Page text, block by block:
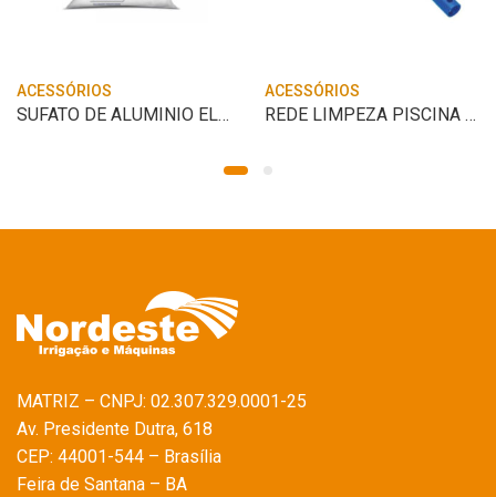
ACESSÓRIOS
SUFATO DE ALUMINIO ELEVADOR ALCALINIDADE
ACESSÓRIOS
REDE LIMPEZA PISCINA 32CMX 30,5CM KALA
MATRIZ – CNPJ: 02.307.329.0001-25
Av. Presidente Dutra, 618
CEP: 44001-544 – Brasília
Feira de Santana – BA